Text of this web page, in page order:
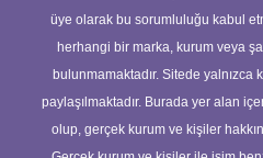
üye olarak bu sorumluluğu kabul
herhangi bir marka, kurum veya
bulunmamaktadır. Sitede yalnızca
paylaşılmaktadır. Burada yer alan
olup, gerçek kurum ve kişiler